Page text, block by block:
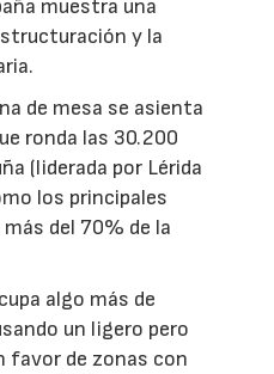
muestra una
y la
de mesa se asienta
ronda las 30.200
(liderada por Lérida
los principales
del 70% de la
algo más de
un ligero pero
favor de zonas con